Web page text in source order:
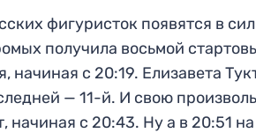
фигуристок появятся в
получила восьмой
начиная с 20:19. Елизавета
— 11-й. И свою
начиная с 20:43. Ну а в 20:51